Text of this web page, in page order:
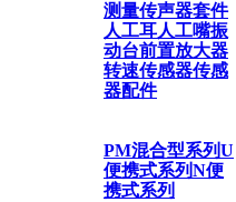
测量传声器套件
人工耳人工嘴振
动台前置放大器
转速传感器传感
器配件
PM混合型系列U
便携式系列N便
携式系列